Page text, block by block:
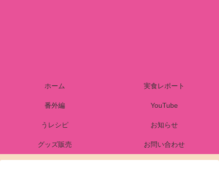
ホーム 実食レポート
番外編 YouTube
うレシピ お知らせ
グッズ販売 お問い合わせ